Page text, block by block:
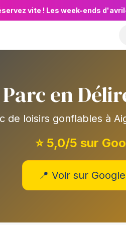
vite ! Les week-ends
en
de loisirs gonflables à
⭐ 5,0/5 sur
📍 Voir sur